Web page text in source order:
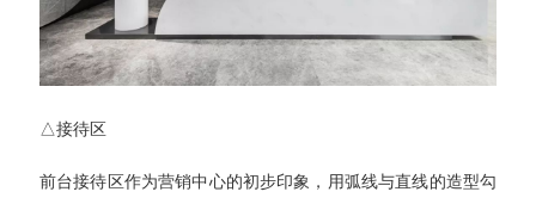
△接待区
前台接待区作为营销中心的初步印象，用弧线与直线的造型勾